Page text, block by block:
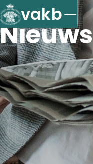
vakb
Nieuws